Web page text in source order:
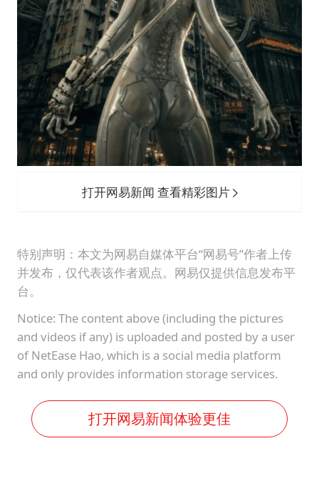
打开网易新闻 查看精彩图片
特别声明：本文为网易自媒体平台“网易号”作者上传
并发布，仅代表该作者观点。网易仅提供信息发布平
台。
Notice: The content above (including the pictures
and videos if any) is uploaded and posted by a user
of NetEase Hao, which is a social media platform
and only provides information storage services.
打开网易新闻体验更佳